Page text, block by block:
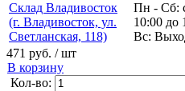
Склад Владивосток
(г. Владивосток, ул.
Светланская, 118)
Пн - Сб:
10:00 до
Вс:
471 руб. / шт
В корзину
Кол-во: